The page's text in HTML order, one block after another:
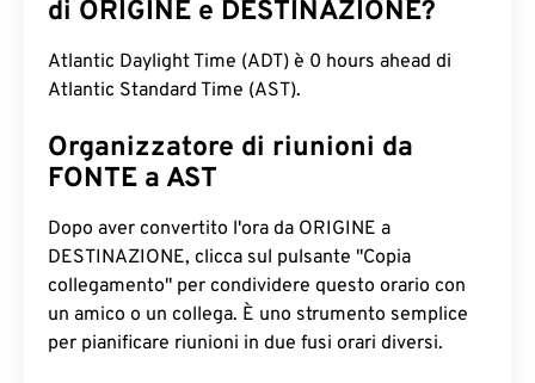
di ORIGINE e DESTINAZIONE?
Atlantic Daylight Time (ADT) è 0 hours ahead di
Atlantic Standard Time (AST).
Organizzatore di riunioni da
FONTE a AST
Dopo aver convertito l'ora da ORIGINE a
DESTINAZIONE, clicca sul pulsante "Copia
collegamento" per condividere questo orario con
un amico o un collega. È uno strumento semplice
per pianificare riunioni in due fusi orari diversi.